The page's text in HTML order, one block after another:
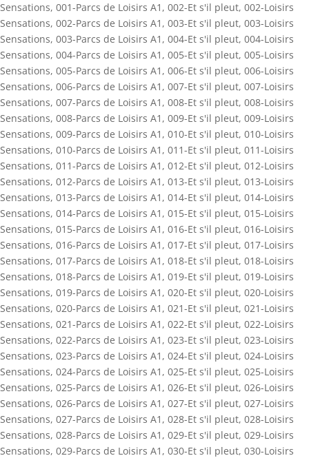
Sensations, 001-Parcs de Loisirs A1 , 002-Et s'il pleut, 002-Loisirs
Sensations, 002-Parcs de Loisirs A1 , 003-Et s'il pleut, 003-Loisirs
Sensations, 003-Parcs de Loisirs A1 , 004-Et s'il pleut, 004-Loisirs
Sensations, 004-Parcs de Loisirs A1 , 005-Et s'il pleut, 005-Loisirs
Sensations, 005-Parcs de Loisirs A1 , 006-Et s'il pleut, 006-Loisirs
Sensations, 006-Parcs de Loisirs A1 , 007-Et s'il pleut, 007-Loisirs
Sensations, 007-Parcs de Loisirs A1 , 008-Et s'il pleut, 008-Loisirs
Sensations, 008-Parcs de Loisirs A1 , 009-Et s'il pleut, 009-Loisirs
Sensations, 009-Parcs de Loisirs A1 , 010-Et s'il pleut, 010-Loisirs
Sensations, 010-Parcs de Loisirs A1 , 011-Et s'il pleut, 011-Loisirs
Sensations, 011-Parcs de Loisirs A1 , 012-Et s'il pleut, 012-Loisirs
Sensations, 012-Parcs de Loisirs A1 , 013-Et s'il pleut, 013-Loisirs
Sensations, 013-Parcs de Loisirs A1 , 014-Et s'il pleut, 014-Loisirs
Sensations, 014-Parcs de Loisirs A1 , 015-Et s'il pleut, 015-Loisirs
Sensations, 015-Parcs de Loisirs A1 , 016-Et s'il pleut, 016-Loisirs
Sensations, 016-Parcs de Loisirs A1 , 017-Et s'il pleut, 017-Loisirs
Sensations, 017-Parcs de Loisirs A1 , 018-Et s'il pleut, 018-Loisirs
Sensations, 018-Parcs de Loisirs A1 , 019-Et s'il pleut, 019-Loisirs
Sensations, 019-Parcs de Loisirs A1 , 020-Et s'il pleut, 020-Loisirs
Sensations, 020-Parcs de Loisirs A1 , 021-Et s'il pleut, 021-Loisirs
Sensations, 021-Parcs de Loisirs A1 , 022-Et s'il pleut, 022-Loisirs
Sensations, 022-Parcs de Loisirs A1 , 023-Et s'il pleut, 023-Loisirs
Sensations, 023-Parcs de Loisirs A1 , 024-Et s'il pleut, 024-Loisirs
Sensations, 024-Parcs de Loisirs A1 , 025-Et s'il pleut, 025-Loisirs
Sensations, 025-Parcs de Loisirs A1 , 026-Et s'il pleut, 026-Loisirs
Sensations, 026-Parcs de Loisirs A1 , 027-Et s'il pleut, 027-Loisirs
Sensations, 027-Parcs de Loisirs A1 , 028-Et s'il pleut, 028-Loisirs
Sensations, 028-Parcs de Loisirs A1 , 029-Et s'il pleut, 029-Loisirs
Sensations, 029-Parcs de Loisirs A1 , 030-Et s'il pleut, 030-Loisirs